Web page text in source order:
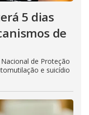
5 dias
de
de Proteção
e suicídio